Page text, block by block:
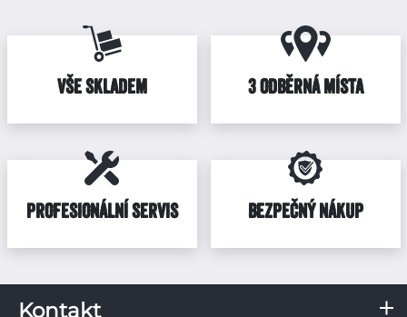
VŠE SKLADEM 3 ODBĚRNÁ MÍSTA
PROFESIONÁLNÍ SERVIS BEZPEČNÝ NÁKUP
Kontakt